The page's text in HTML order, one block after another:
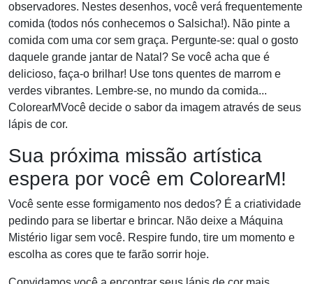
observadores. Nestes desenhos, você verá frequentemente
comida (todos nós conhecemos o Salsicha!). Não pinte a
comida com uma cor sem graça. Pergunte-se: qual o gosto
daquele grande jantar de Natal? Se você acha que é
delicioso, faça-o brilhar! Use tons quentes de marrom e
verdes vibrantes. Lembre-se, no mundo da comida...
ColorearMVocê decide o sabor da imagem através de seus
lápis de cor.
Sua próxima missão artística
espera por você em ColorearM!
Você sente esse formigamento nos dedos? É a criatividade
pedindo para se libertar e brincar. Não deixe a Máquina
Mistério ligar sem você. Respire fundo, tire um momento e
escolha as cores que te farão sorrir hoje.